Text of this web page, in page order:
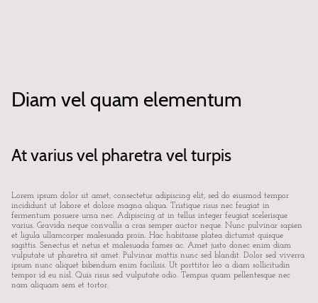
Diam vel quam elementum
At varius vel pharetra vel turpis
Lorem ipsum dolor sit amet, consectetur adipiscing elit, sed do eiusmod tempor
incididunt ut labore et dolore magna aliqua. Tristique risus nec feugiat in
fermentum posuere urna nec. Adipiscing at in tellus integer feugiat scelerisque
varius. Gravida neque convallis a cras semper auctor neque. Nunc pulvinar sapien
et ligula ullamcorper malesuada proin. Hac habitasse platea dictumst quisque
sagittis. Senectus et netus et malesuada fames ac. Amet justo donec enim diam
vulputate ut pharetra sit amet. Pulvinar mattis nunc sed blandit. Dolor sed viverra
ipsum nunc aliquet bibendum enim facilisis. Ut porttitor leo a diam sollicitudin
tempor id eu nisl. Quis risus sed vulputate odio. Tempus quam pellentesque nec
nam aliquam sem et tortor.